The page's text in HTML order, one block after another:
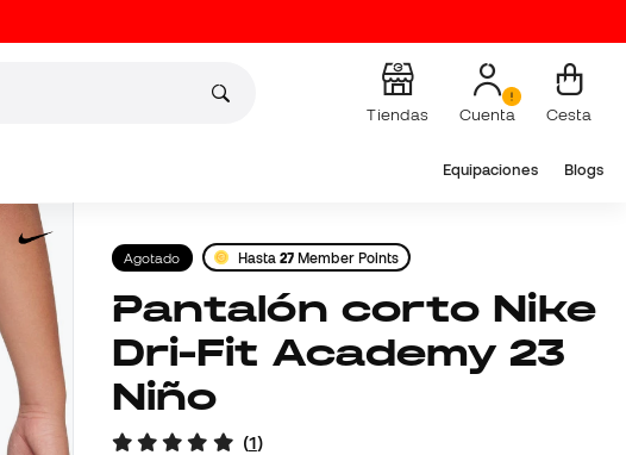
Tiendas Cuenta Cesta
Equipaciones Blogs
Agotado Hasta27 Member Points
Pantalón corto Nike
Dri-Fit Academy 23
Niño
(1)